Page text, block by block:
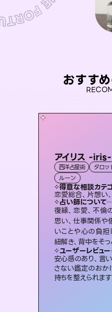
おすす
アイリス -iris-
西洋占星術
タロッ
ルーン
得意な相談カテ
恋愛総合、片想い
占い師について
復縁、恋愛、不倫
思い、仕事関係や
いことや心の負担
紐解き、背中をそっ
ユーザーレビュー
安心感のあり、言
さない鑑定のおか
持ちを整えられま
セラピスト
霊視・オーラ
スピリチュアル・
得意な相談
片想い、二人
占い師につ
連絡再開、復
多数。セラピ
験があるから
い未来をサポ
ユーザーレビ
とても心温ま
らは何も言っ
しゃるんだな
彗望（
霊視・オ
スピリチュ
得意な
片想い、
占い師
3,700年
占術「易
かう道筋
体的な対
ユーザー
複雑な背
いただけま
た（50代
お霊視
オラ
得
恋愛
占
霊視×オラクルカードを使って「今」と
ユー
不安な
た…！よ
感じま
片
恋
係
恋
寧に
ユ
鑑定
動す
とう
未
ま
た
選ユ
職場
本当
打て